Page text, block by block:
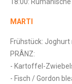
MARTI
Frühstück:
PRÂNZ:
- Kartoffel-
- Fisch / Gordon